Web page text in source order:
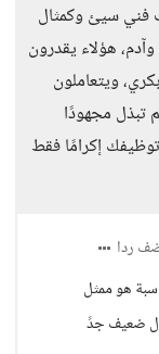
فني سيئ وكمثال
هؤلاء يقدرون
ويتعاملون
تبذل مجهودًا
إكرامًا فقط
ردا
هو ممثل
ضعيف جدً